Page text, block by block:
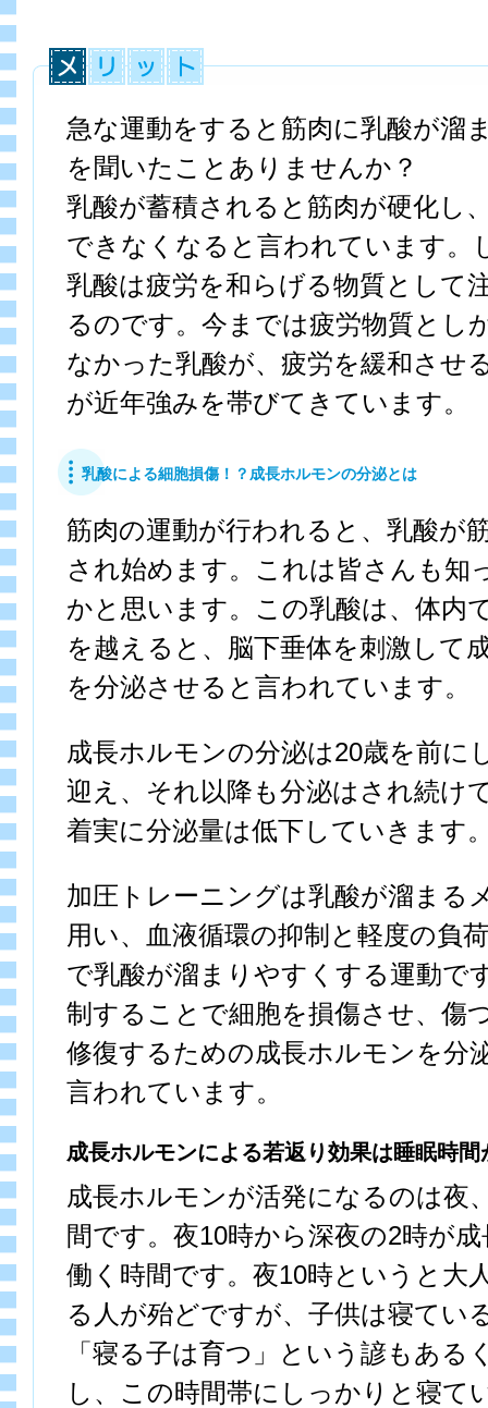
急な運動をすると筋肉に乳酸が溜
を聞いたことありませんか？
乳酸が蓄積されると筋肉が硬化し
できなくなると言われています。
乳酸は疲労を和らげる物質として
るのです。今までは疲労物質とし
なかった乳酸が、疲労を緩和させ
が近年強みを帯びてきています。
乳酸による細胞損傷！？成長ホルモンの分泌とは
筋肉の運動が行われると、乳酸が
され始めます。これは皆さんも知
かと思います。この乳酸は、体内
を越えると、脳下垂体を刺激して
を分泌させると言われています。
成長ホルモンの分泌は20歳を前に
迎え、それ以降も分泌はされ続け
着実に分泌量は低下していきます
加圧トレーニングは乳酸が溜まる
用い、血液循環の抑制と軽度の負
で乳酸が溜まりやすくする運動で
制することで細胞を損傷させ、傷
修復するための成長ホルモンを分
言われています。
成長ホルモンによる若返り効果は睡眠時間
成長ホルモンが活発になるのは夜
間です。夜10時から深夜の2時が
働く時間です。夜10時というと大
る人が殆どですが、子供は寝てい
「寝る子は育つ」という諺もある
し、この時間帯にしっかりと寝て